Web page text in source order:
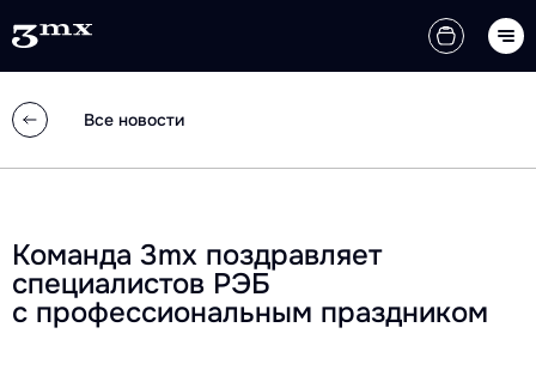
Все новости
Команда 3mx поздравляет
специалистов РЭБ
с профессиональным праздником